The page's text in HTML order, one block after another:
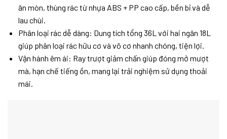
ăn mòn, thùng rác từ nhựa ABS + PP cao cấp, bền bỉ và dễ
lau chùi.
Phân loại rác dễ dàng: Dung tích tổng 36L với hai ngăn 18L
giúp phân loại rác hữu cơ và vô cơ nhanh chóng, tiện lợi.
Vận hành êm ái: Ray trượt giảm chấn giúp đóng mở mượt
mà, hạn chế tiếng ồn, mang lại trải nghiệm sử dụng thoải
mái.